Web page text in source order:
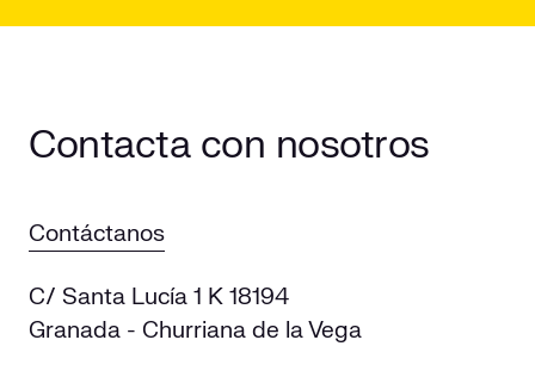
Contacta con nosotros
Contáctanos
C/ Santa Lucía 1 K 18194
Granada - Churriana de la Vega